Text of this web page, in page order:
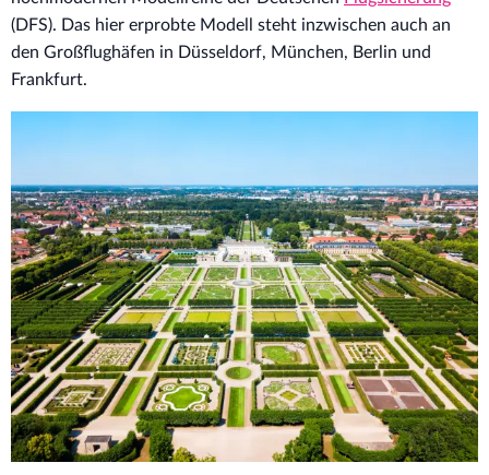
(DFS). Das hier erprobte Modell steht inzwischen auch an
den Großflughäfen in Düsseldorf, München, Berlin und
Frankfurt.